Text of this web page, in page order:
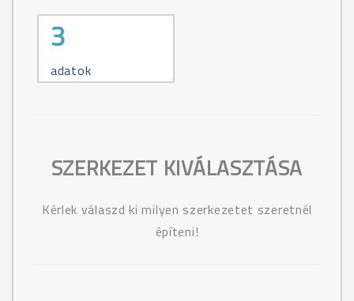
3
adatok
SZERKEZET KIVÁLASZTÁSA
Kérlek válaszd ki milyen szerkezetet szeretnél
építeni!